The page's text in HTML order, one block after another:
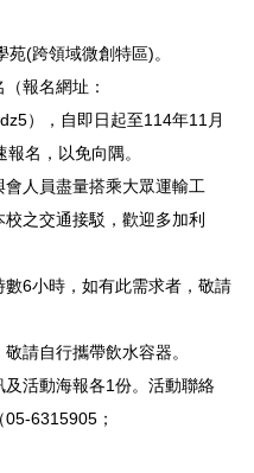
(跨領域微創特區)。
報名網址：
），自即日起至114年11月
名，以免向隅。
人員盡量搭乘大眾運輸工
之交通接駁，歡迎多加利
6小時，如有此需求者，敬請
請自行攜帶飲水容器。
活動海報各1份。活動聯絡
6315905；